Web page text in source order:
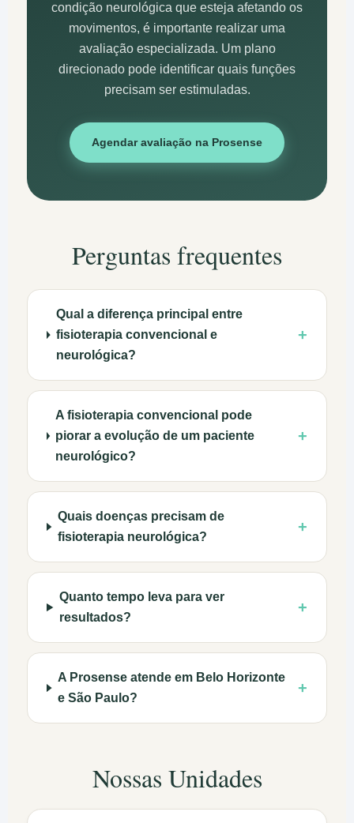
condição neurológica que esteja afetando os
movimentos, é importante realizar uma
avaliação especializada. Um plano
direcionado pode identificar quais funções
precisam ser estimuladas.
Agendar avaliação na Prosense
Perguntas frequentes
Qual a diferença principal entre
fisioterapia convencional e
neurológica?
+
A fisioterapia convencional pode
piorar a evolução de um paciente
neurológico?
+
Quais doenças precisam de
fisioterapia neurológica?
+
Quanto tempo leva para ver
resultados?
+
A Prosense atende em Belo Horizonte
e São Paulo?
+
Nossas Unidades